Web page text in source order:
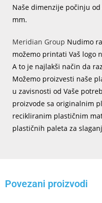
Naše dimenzije počinju od
mm.
Meridian Group Nudimo
možemo printati Vaš logo
A to je najlakši način da
Možemo proizvesti naše
u zavisnosti od Vaše
proizvode sa originalnim
recikliranim plastičnim
plastičnih paleta za
Povezani proizvodi